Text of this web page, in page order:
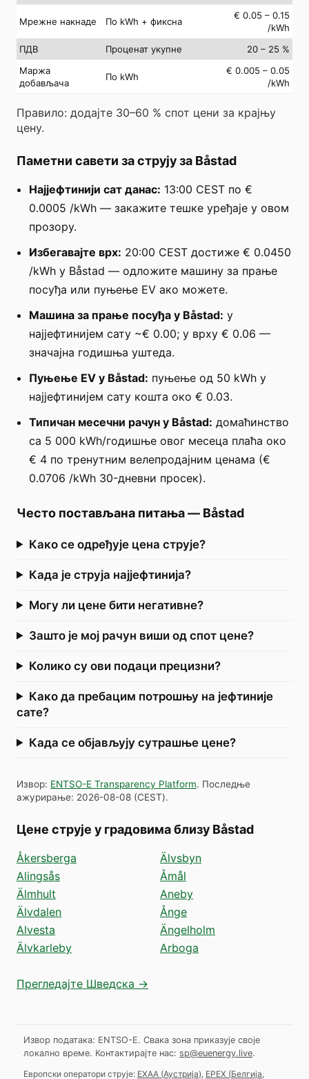
Мрежне накнаде По kWh + фиксна
€ 0.05 – 0.15
/kWh
ПДВ
Проценат укупне
20 – 25 %
Маржа
добављача
По kWh
€ 0.005 – 0.05
/kWh
Правило: додајте 30–60 % спот цени за крајњу
цену.
Паметни савети за струју за Båstad
Најјефтинији сат данас: 13:00 CEST по €
0.0005 /kWh — закажите тешке уређаје у овом
прозору.
Избегавајте врх: 20:00 CEST достиже € 0.0450
/kWh у Båstad — одложите машину за прање
посуђа или пуњење EV ако можете.
Машина за прање посуђа у Båstad: у
најјефтинијем сату ~€ 0.00; у врху € 0.06 —
значајна годишња уштеда.
Пуњење EV у Båstad: пуњење од 50 kWh у
најјефтинијем сату кошта око € 0.03.
Типичан месечни рачун у Båstad: домаћинство
са 5 000 kWh/годишње овог месеца плаћа око
€ 4 по тренутним велепродајним ценама (€
0.0706 /kWh 30-дневни просек).
Често постављана питања— Båstad
Како се одређује цена струје?
Када је струја најјефтинија?
Могу ли цене бити негативне?
Зашто је мој рачун виши од спот цене?
Колико су ови подаци прецизни?
Како да пребацим потрошњу на јефтиније
сате?
Када се објављују сутрашње цене?
Извор: ENTSO-E Transparency Platform. Последње
ажурирање: 2026-08-08 (CEST).
Цене струје у градовима близу Båstad
Åkersberga
Alingsås
Älmhult
Älvdalen
Alvesta
Älvkarleby
Älvsbyn
Åmål
Aneby
Ånge
Ängelholm
Arboga
Прегледајте Шведска →
Извор података: ENTSO-E. Свака зона приказује своје
локално време. Контактирајте нас: sp@euenergy.live.
Европски оператори струје: EXAA (Аустрија) EPEX (Белгија,